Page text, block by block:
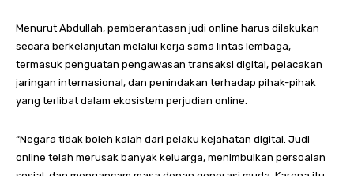
Menurut Abdullah, pemberantasan judi online harus dilakukan
secara berkelanjutan melalui kerja sama lintas lembaga,
termasuk penguatan pengawasan transaksi digital, pelacakan
jaringan internasional, dan penindakan terhadap pihak-pihak
yang terlibat dalam ekosistem perjudian online.
“Negara tidak boleh kalah dari pelaku kejahatan digital. Judi
online telah merusak banyak keluarga, menimbulkan persoalan